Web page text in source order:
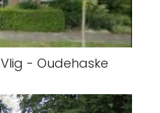
- Oudehaske